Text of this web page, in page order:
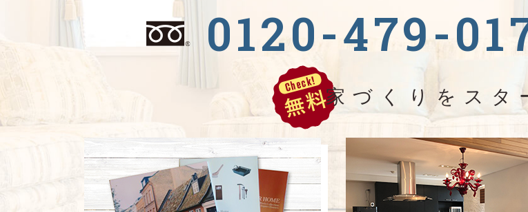
0120-479-
家づくりをスタ